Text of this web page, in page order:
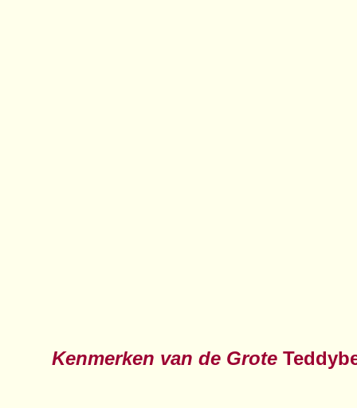
Kenmerken van de Grote